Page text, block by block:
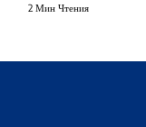
2 Мин Чтения